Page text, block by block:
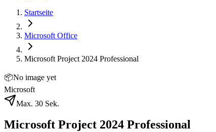
Startseite
Microsoft Office
Microsoft Project 2024 Professional
📦No image yet
Microsoft
Max. 30 Sek.
Microsoft Project 2024 Professional